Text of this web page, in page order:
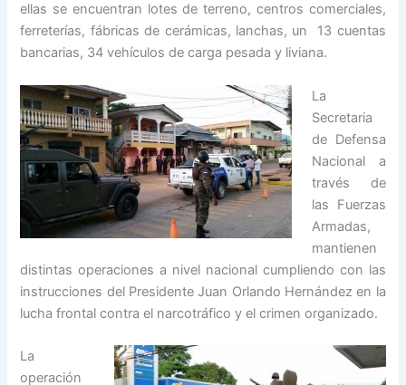
ellas se encuentran lotes de terreno, centros comerciales,
ferreterías, fábricas de cerámicas, lanchas, un 13 cuentas
bancarias, 34 vehículos de carga pesada y liviana.
La
Secretaria
de Defensa
Nacional a
través de
las Fuerzas
Armadas,
mantienen
distintas operaciones a nivel nacional cumpliendo con las
instrucciones del Presidente Juan Orlando Hernández en la
lucha frontal contra el narcotráfico y el crimen organizado.
La
operación